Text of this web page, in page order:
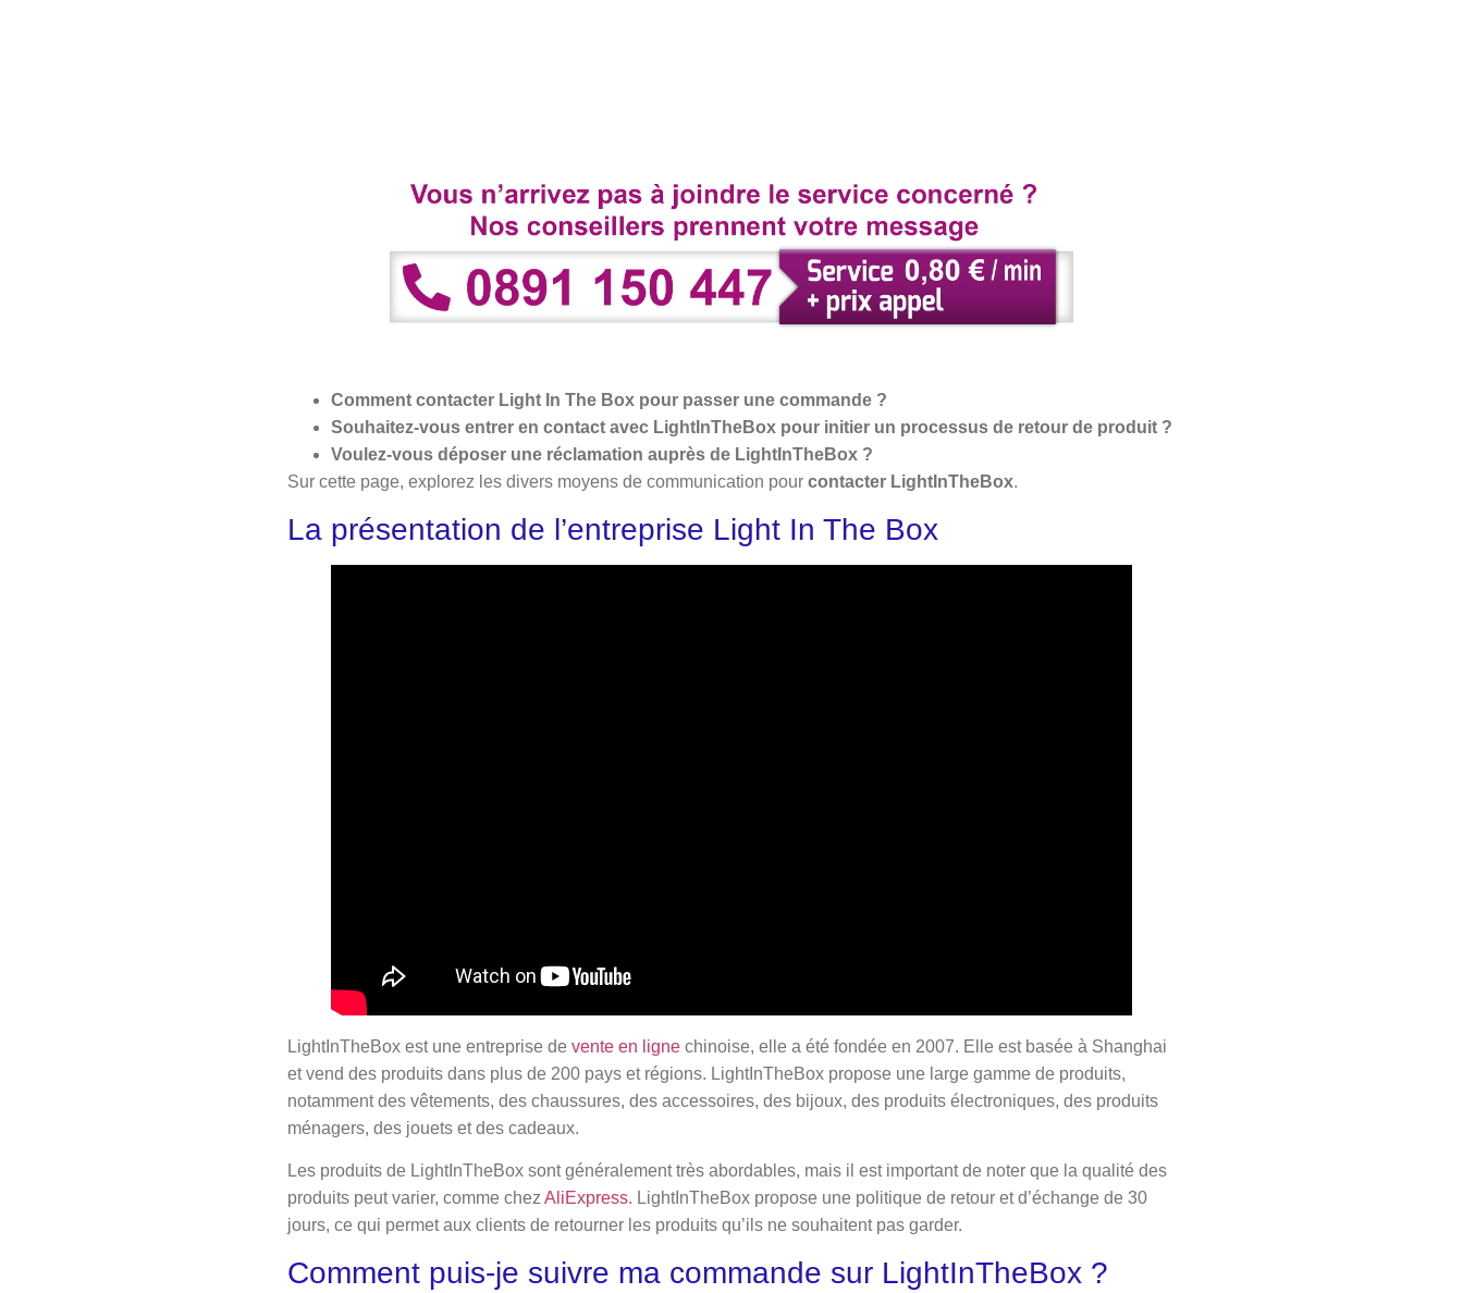
Comment contacter Light In The Box pour passer une commande ?
Souhaitez-vous entrer en contact avec LightInTheBox pour initier un processus de retour de produit ?
Voulez-vous déposer une réclamation auprès de LightInTheBox ?
Sur cette page, explorez les divers moyens de communication pour contacter LightInTheBox.
La présentation de l’entreprise Light In The Box
LightInTheBox est une entreprise de vente en ligne chinoise, elle a été fondée en 2007. Elle est basée à Shanghai
et vend des produits dans plus de 200 pays et régions. LightInTheBox propose une large gamme de produits,
notamment des vêtements, des chaussures, des accessoires, des bijoux, des produits électroniques, des produits
ménagers, des jouets et des cadeaux.
Les produits de LightInTheBox sont généralement très abordables, mais il est important de noter que la qualité des
produits peut varier, comme chez AliExpress. LightInTheBox propose une politique de retour et d’échange de 30
jours, ce qui permet aux clients de retourner les produits qu’ils ne souhaitent pas garder.
Comment puis-je suivre ma commande sur LightInTheBox ?